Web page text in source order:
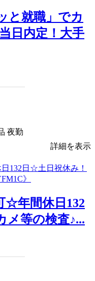
と就職」でカ
日内定！大手
夜勤
詳細を表示
☆年間休日132
メ等の検査♪...